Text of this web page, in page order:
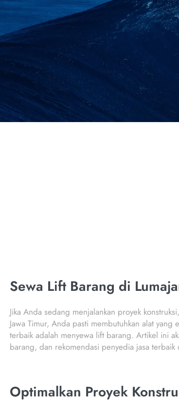
Sewa Lift Barang di
Jika Anda sedang menjalankan proyek
Jawa Timur, Anda pasti membutuhkan alat
terbaik adalah menyewa lift barang. Artikel ini
barang, dan rekomendasi penyedia jasa terbaik
Optimalkan Proyek